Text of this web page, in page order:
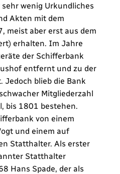
wenig Urkundliches
Akten mit dem
meist aber erst aus dem
erhalten. Im Jahre
der Schifferbank
entfernt und zu der
Jedoch blieb die Bank
Mitgliederzahl
bis 1801 bestehen.
von einem
und einem auf
Statthalter. Als erster
Statthalter
Hans Spade, der als